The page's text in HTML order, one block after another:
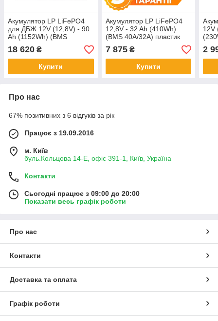
Акумулятор LP LiFePO4
для ДБЖ 12V (12,8V) - 90
Ah (1152Wh) (BMS
80A/40A) металл
18 620 ₴
Купити
Акумулятор LP LiFePO4
12,8V - 32 Ah (410Wh)
(BMS 40А/32A) пластик
LCD Smart BT
7 875₴
Купити
12V
2
Про нас
67% позитивних з 6 відгуків за рік
Працює з 19.09.2016
м. Київ
буль.Кольцова 14-Е, офіс 391-1, Київ, Україна
Контакти
Сьогодні працює з 09:00 до 20:00
Показати весь графік роботи
Про нас
Контакти
Доставка та оплата
Графік роботи